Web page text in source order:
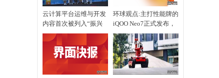
云计算平台运维与开发
内容首次被列入“振兴
杯”
环球观点:主打性能牌的
iQOO Neo7正式发布，
起售价2699元